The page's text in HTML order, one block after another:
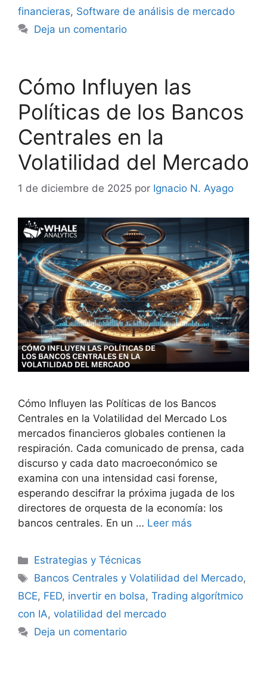
financieras, Software de análisis de mercado
Deja un comentario
Cómo Influyen las
Políticas de los Bancos
Centrales en la
Volatilidad del Mercado
1 de diciembre de 2025 por Ignacio N. Ayago
Cómo Influyen las Políticas de los Bancos
Centrales en la Volatilidad del Mercado Los
mercados financieros globales contienen la
respiración. Cada comunicado de prensa, cada
discurso y cada dato macroeconómico se
examina con una intensidad casi forense,
esperando descifrar la próxima jugada de los
directores de orquesta de la economía: los
bancos centrales. En un … Leer más
Categorías
Estrategias y Técnicas
Etiquetas
Bancos Centrales y Volatilidad del Mercado,
BCE, FED, invertir en bolsa, Trading algorítmico
con IA, volatilidad del mercado
Deja un comentario